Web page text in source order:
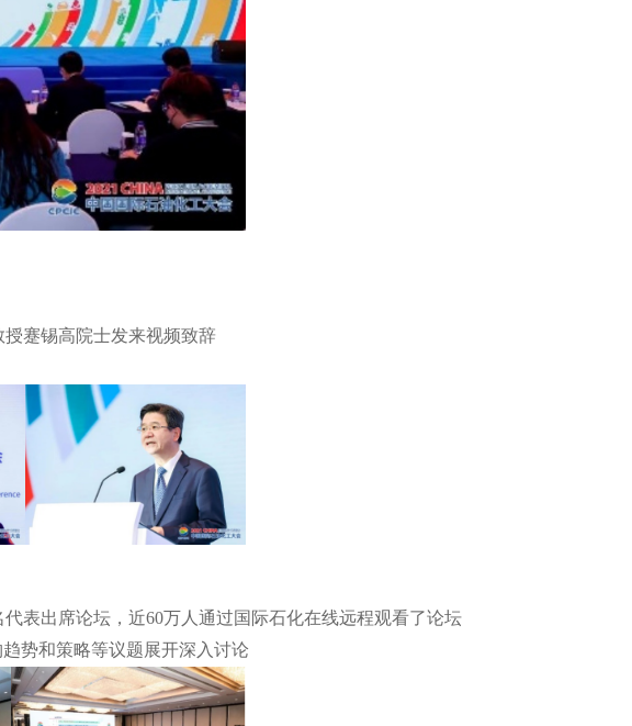
蹇锡高院士发来视频致辞
表出席论坛，近60万人通过国际石化在线远程观看了论坛
势和策略等议题展开深入讨论